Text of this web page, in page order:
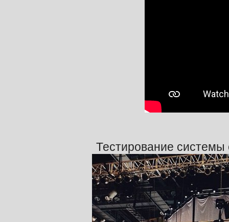
Тестирование